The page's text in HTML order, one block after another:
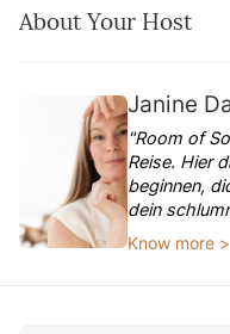
About Your Host
Janine
"Room of
Reise. Hier
beginnen,
dein
Know more >